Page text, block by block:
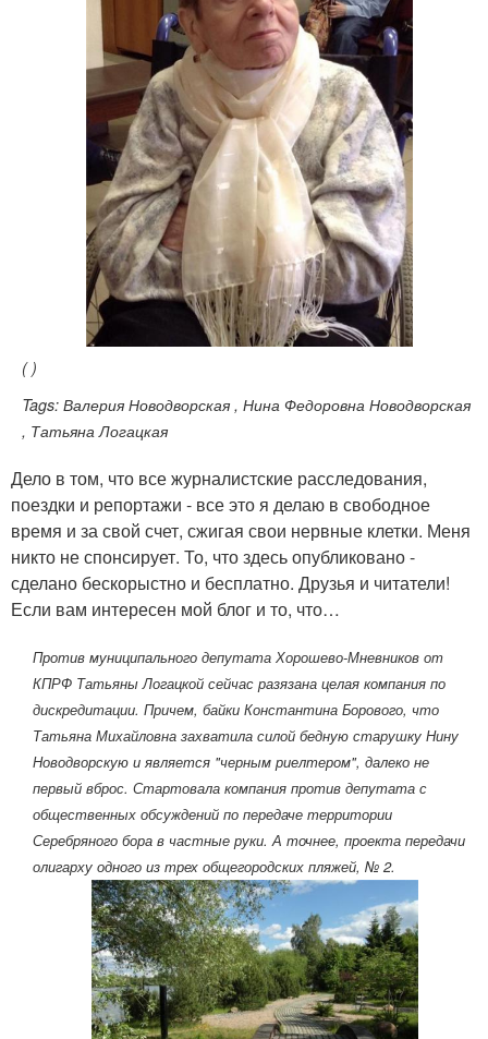
( )
Tags: Валерия Новодворская , Нина Федоровна Новодворская
, Татьяна Логацкая
Дело в том, что все журналистские расследования,
поездки и репортажи - все это я делаю в свободное
время и за свой счет, сжигая свои нервные клетки. Меня
никто не спонсирует. То, что здесь опубликовано -
сделано бескорыстно и бесплатно. Друзья и читатели!
Если вам интересен мой блог и то, что…
Против муниципального депутата Хорошево-Мневников от
КПРФ Татьяны Логацкой сейчас разязана целая компания по
дискредитации. Причем, байки Константина Борового, что
Татьяна Михайловна захватила силой бедную старушку Нину
Новодворскую и является "черным риелтером", далеко не
первый вброс. Стартовала компания против депутата с
общественных обсуждений по передаче территории
Серебряного бора в частные руки. А точнее, проекта передачи
олигарху одного из трех общегородских пляжей, № 2.